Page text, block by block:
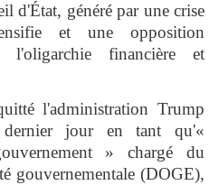
d'État, généré par une crise
et une opposition
l'oligarchie financière et
l'administration Trump
dernier jour en tant qu'«
» chargé du
gouvernementale (DOGE),